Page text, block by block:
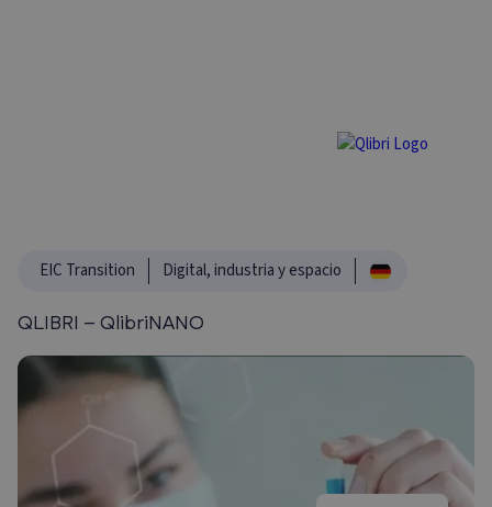
EIC Transition Digital, industria y espacio
QLIBRI – QlibriNANO